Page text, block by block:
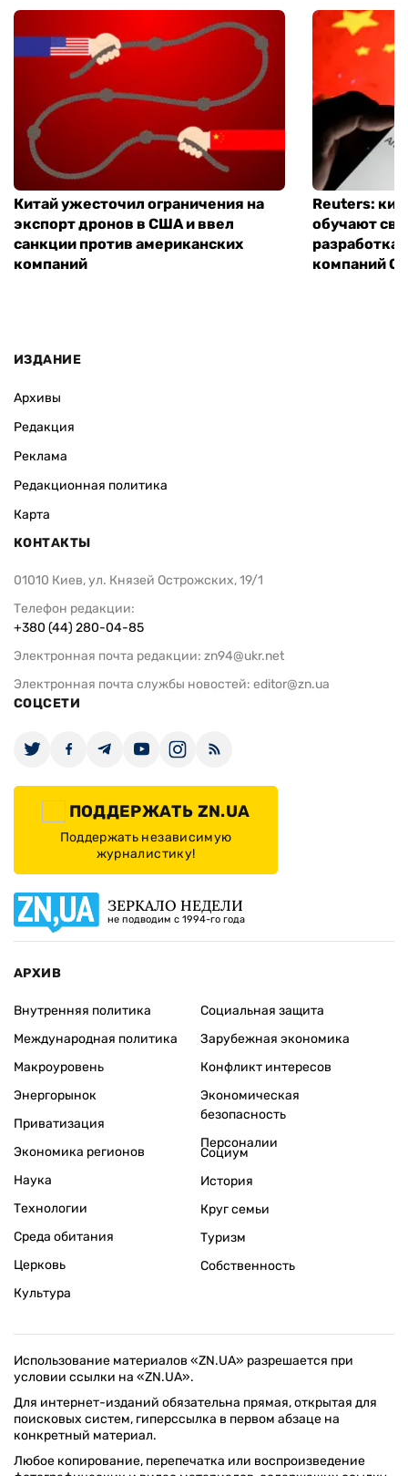
Китай ужесточил ограничения на
экспорт дронов в США и ввел
санкции против американских
компаний
Reuters:
обучают
компаний
ИЗДАНИЕ
Архивы
Редакция
Реклама
Редакционная политика
Карта
КОНТАКТЫ
01010 Киев, ул. Князей Острожских, 19/1
Телефон редакции:
+380 (44) 280-04-85
Электронная почта редакции: zn94@ukr.net
Электронная почта службы новостей: editor@zn.ua
СОЦСЕТИ
ПОДДЕРЖАТЬ ZN.UA
Поддержать независимую
журналистику!
ЗЕРКАЛО НЕДЕЛИ
не подводим с 1994-го года
АРХИВ
Внутренняя политика
Международная политика
Макроуровень
Энергорынок
Приватизация
Экономика регионов
Социальная защита
Зарубежная экономика
Конфликт интересов
Экономическая
безопасность
Персоналии
Наука
Технологии
Среда обитания
Церковь
Культура
Социум
История
Круг семьи
Туризм
Собственность
Использование материалов «ZN.UA» разрешается при
условии ссылки на «ZN.UA».
Для интернет-изданий обязательна прямая, открытая для
поисковых систем, гиперссылка в первом абзаце на
конкретный материал.
Любое копирование, перепечатка или воспроизведение